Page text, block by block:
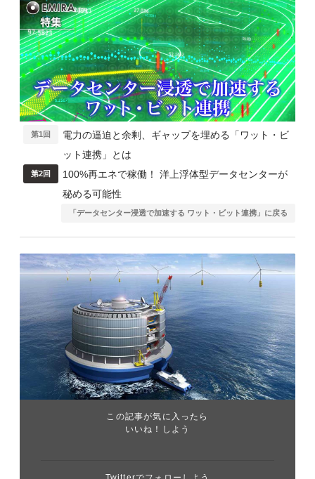
第1回
電力の逼迫と余剰、ギャップを埋める「ワット・ビ
ット連携」とは
第2回
100%再エネで稼働！ 洋上浮体型データセンターが
秘める可能性
「データセンター浸透で加速する ワット・ビット連携」に戻る
この記事が気に入ったら
いいね！しよう